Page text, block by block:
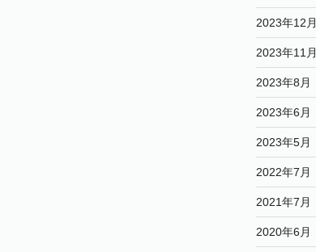
2023年12月
2023年11月
2023年8月
2023年6月
2023年5月
2022年7月
2021年7月
2020年6月